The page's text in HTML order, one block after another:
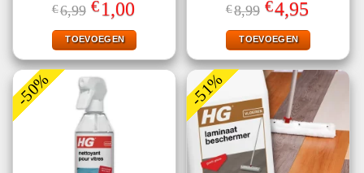
4.78uit 5
€6,99 Oorspronkelijke
prijs
was:
€6,99.
€1,00
is:
€1,00.
TOEVOEGEN
5.00uit 5
€8,99 Oorspronkelijke
prijs
was:
€8,99.
€4,95
is:
€4,95.
TOEVOEGEN
-50% -51%